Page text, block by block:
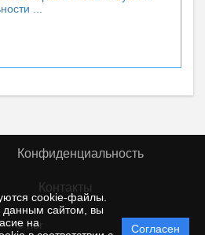
cookie-файлы.
данным сайтом, вы
на
Согласен
...
Конфиденциальность
Контакты
© rior